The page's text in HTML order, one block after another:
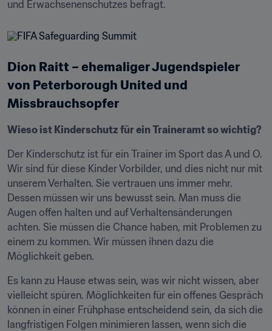
und Erwachsenenschutzes befragt.
Dion Raitt – ehemaliger Jugendspieler
von Peterborough United und
Missbrauchsopfer
Wieso ist Kinderschutz für ein Traineramt so wichtig?
Der Kinderschutz ist für ein Trainer im Sport das A und O.
Wir sind für diese Kinder Vorbilder, und dies nicht nur mit
unserem Verhalten. Sie vertrauen uns immer mehr.
Dessen müssen wir uns bewusst sein. Man muss die
Augen offen halten und auf Verhaltensänderungen
achten. Sie müssen die Chance haben, mit Problemen zu
einem zu kommen. Wir müssen ihnen dazu die
Möglichkeit geben.
Es kann zu Hause etwas sein, was wir nicht wissen, aber
vielleicht spüren. Möglichkeiten für ein offenes Gespräch
können in einer Frühphase entscheidend sein, da sich die
langfristigen Folgen minimieren lassen, wenn sich die